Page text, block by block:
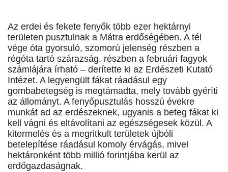
Az erdei és fekete fenyők több ezer hektárnyi
területen pusztulnak a Mátra erdőségében. A tél
vége óta gyorsuló, szomorú jelenség részben a
régóta tartó szárazság, részben a februári fagyok
számlájára írható – derítette ki az Erdészeti Kutató
Intézet. A legyengült fákat ráadásul egy
gombabetegség is megtámadta, mely tovább gyéríti
az állományt. A fenyőpusztulás hosszú évekre
munkát ad az erdészeknek, ugyanis a beteg fákat ki
kell vágni és eltávolítani az egészségesek közül. A
kitermelés és a megritkult területek újbóli
betelepítése ráadásul komoly érvágás, mivel
hektáronként több millió forintjába kerül az
erdőgazdaságnak.